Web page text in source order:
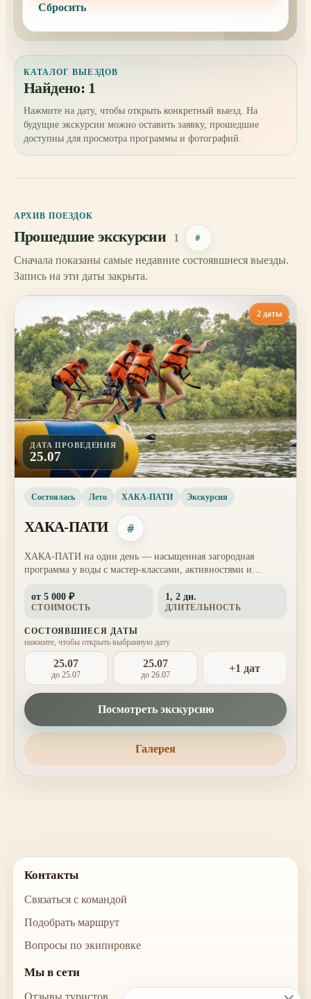
Сбросить
КАТАЛОГ ВЫЕЗДОВ
Найдено: 1
Нажмите на дату, чтобы открыть конкретный выезд. На
будущие экскурсии можно оставить заявку, прошедшие
доступны для просмотра программы и фотографий.
АРХИВ ПОЕЗДОК
Прошедшие экскурсии 1 #
Сначала показаны самые недавние состоявшиеся выезды.
Запись на эти даты закрыта.
ДАТА ПРОВЕДЕНИЯ
25.07
2 даты
Состоялась Лето ХАКА-ПАТИ Экскурсия
ХАКА-ПАТИ #
ХАКА-ПАТИ на один день — насыщенная загородная
программа у воды с мастер-классами, активностями и
самостоятельно, на своем автомобиле; автобус и трансфер
организатора для однодневного формата не предусмотрены.
от 5 000 ₽
СТОИМОСТЬ
1, 2 дн.
ДЛИТЕЛЬНОСТЬ
СОСТОЯВШИЕСЯ ДАТЫ
нажмите, чтобы открыть выбранную дату
25.07
до 25.07
25.07
до 26.07
+1 дат
Посмотреть экскурсию
Галерея
Контакты
Связаться с командой
Подобрать маршрут
Вопросы по экипировке
Мы в сети
Отзывы туристов